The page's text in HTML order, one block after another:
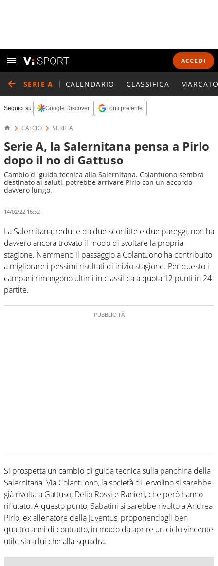
ACCEDI
SERIE A CALENDARIO CLASSIFICA
Seguici su: Google Discover Fonti preferite
CALCIO SERIE A
Serie A, la Salernitana pensa a Pirlo
dopo il no di Gattuso
Cambio di guida tecnica alla Salernitana. Colantuono sembra
destinato ai saluti, potrebbe arrivare Pirlo con un accordo
davvero lungo.
14/02/22 16:52
La Salernitana, reduce da due sconfitte e due pareggi, non ha
davvero ancora trovato il modo di svoltare la propria
stagione. Nemmeno il passaggio a Colantuono ha contribuito
a migliorare i pessimi risultati di inizio stagione. Per questo i
campani rimangono ultimi in classifica a quota 12 punti in 24
partite.
Si prospetta un cambio di guida tecnica sulla panchina della
Salernitana. Via Colantuono, la società di Iervolino si sarebbe
già rivolta a Gattuso, Delio Rossi e Ranieri, che però hanno
rifiutato. A questo punto, Sabatini si sarebbe rivolto a Andrea
Pirlo, ex allenatore della Juventus, proponendogli ben
quattro anni di contratto, in modo da aprire un ciclo vincente
utile sia a lui che alla squadra.